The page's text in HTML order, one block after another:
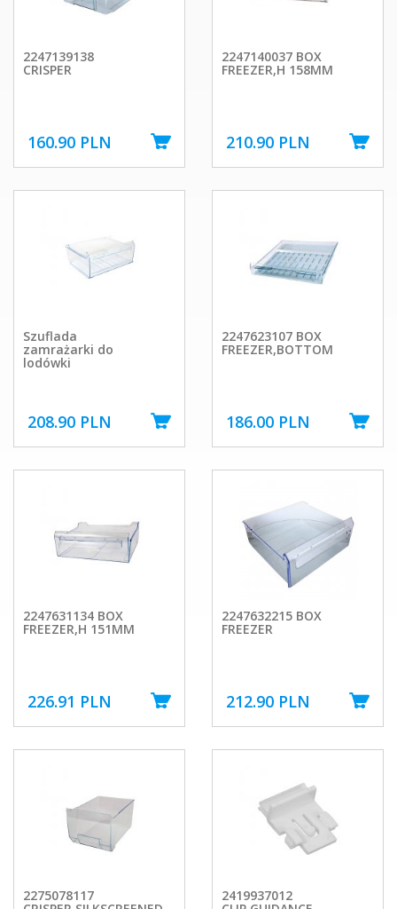
2247139138
CRISPER
160.90 PLN
2247140037 BOX
FREEZER,H 158MM
210.90 PLN
Szuflada
zamrażarki do
lodówki
208.90 PLN
2247623107 BOX
FREEZER,BOTTOM
186.00 PLN
2247631134 BOX
FREEZER,H 151MM
226.91 PLN
2247632215 BOX
FREEZER
212.90 PLN
2275078117 2419937012